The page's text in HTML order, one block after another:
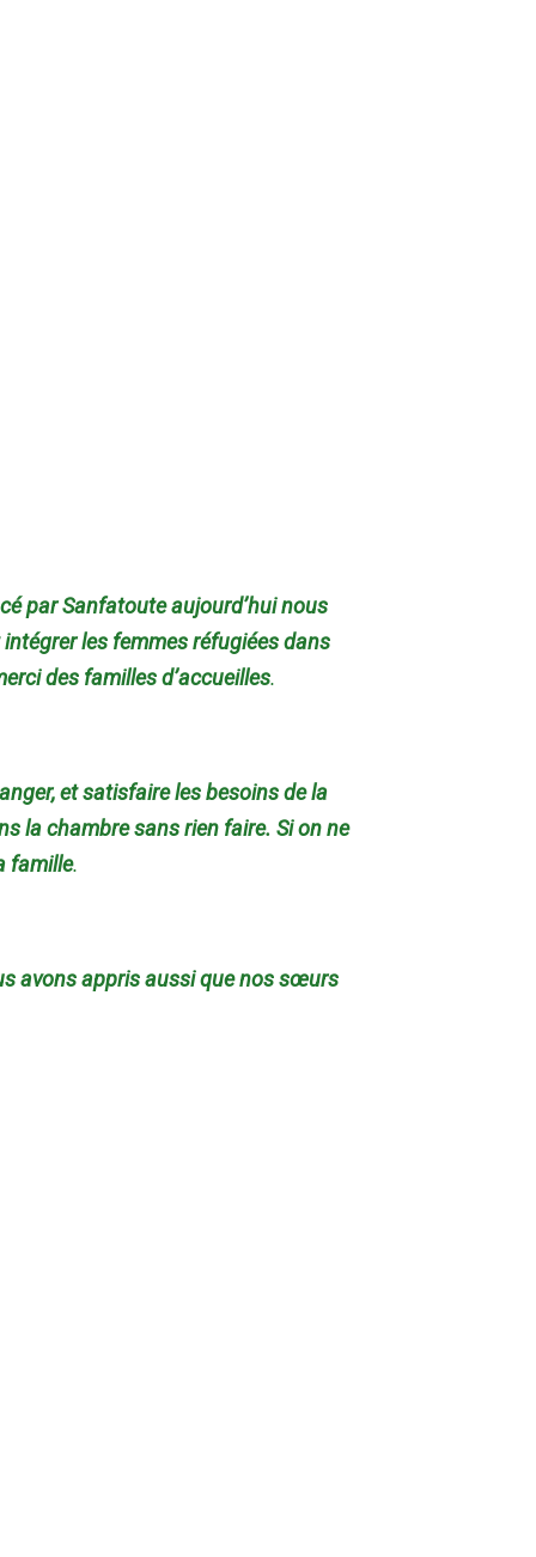
par Sanfatoute aujourd’hui nous
les femmes réfugiées dans
des familles d’accueilles.
et satisfaire les besoins de la
la chambre sans rien faire. Si on ne
famille.
avons appris aussi que nos sœurs